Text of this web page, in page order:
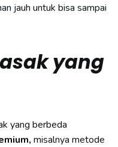
jauh untuk bisa sampai
yang
yang berbeda
misalnya metode